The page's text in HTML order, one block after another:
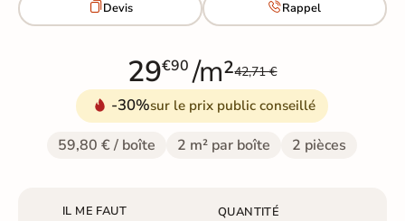
Devis Rappel
29€90 /m²42,71 €
-30%sur le prix public conseillé
59,80 € / boîte 2 m² par boîte 2 pièces
IL ME FAUT QUANTITÉ